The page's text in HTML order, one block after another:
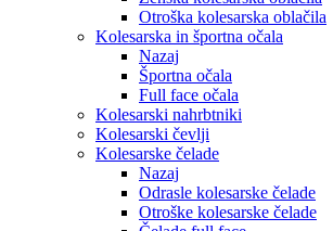
Otroška kolesarska oblačila
Kolesarska in športna očala
Nazaj
Športna očala
Full face očala
Kolesarski nahrbtniki
Kolesarski čevlji
Kolesarske čelade
Nazaj
Odrasle kolesarske čelade
Otroške kolesarske čelade